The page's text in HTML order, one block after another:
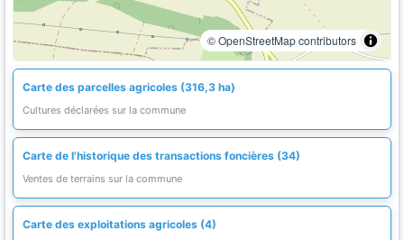
© OpenStreetMap contributors
Carte des parcelles agricoles (316,3 ha)
Cultures déclarées sur la commune
Carte de l'historique des transactions foncières (34)
Ventes de terrains sur la commune
Carte des exploitations agricoles (4)